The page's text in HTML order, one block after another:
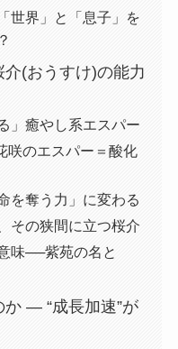
世界」と「息子」を
(おうすけ)の能力
」癒やし系エスパー
咲のエスパー＝酸化
を奪う力」に変わる
その狭間に立つ桜介
味──紫苑の名と
― “成長加速”が